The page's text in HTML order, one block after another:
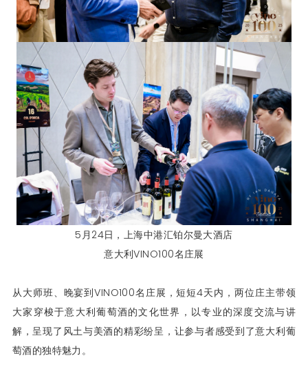
5月24日，上海中港汇铂尔曼大酒店
意大利VINO100名庄展
从大师班、晚宴到VINO100名庄展，短短4天内，两位庄主带领
大家穿梭于意大利葡萄酒的文化世界，以专业的深度交流与讲
解，呈现了风土与美酒的精彩纷呈，让参与者感受到了意大利葡
萄酒的独特魅力。